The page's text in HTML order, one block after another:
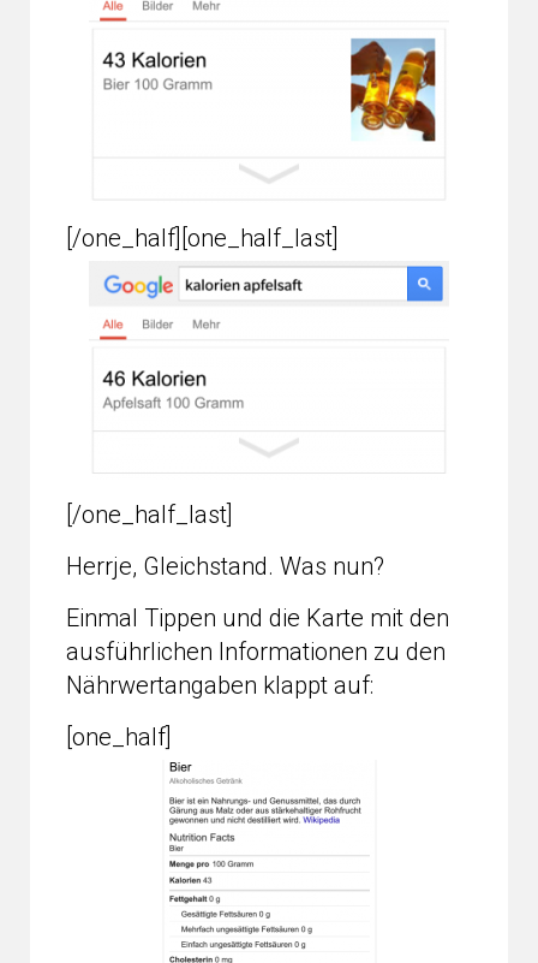
[/one_half][one_half_last]
[/one_half_last]
Herrje, Gleichstand. Was nun?
Einmal Tippen und die Karte mit den
ausführlichen Informationen zu den
Nährwertangaben klappt auf:
[one_half]